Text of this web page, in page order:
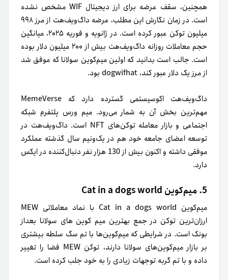
همچنین، سقف عرضه برای ارز دیجیتال WIF مشخص نشده
است. در زمان نگارش این مطلب، عرضه داگ‌ویف‌هت از مرز ۹۹۸
میلیون توکن عبور کرده است. در ژانویه و فوریه ۲۰۲۵، میانگین
حجم معاملات روزانه داگ‌ویف‌هت بیش از ۲۰۰ میلیون دلار بوده
است. جالب است بدانید که اولین میم‌کوین سولانا که موفق شد
از مرز یک دلار عبور کند، dogwifhat بود.
داگ‌ویف‌هت اکوسیستمی گسترده دارد که MemeVerse
مهم‌ترین بخش آن به‌ شمار می‌رود. میم ورس پلتفرم شبکه
اجتماعی و بازار معامله توکن‌های NFT است. داگ‌ویف‌هت در
توسعه اعضای جامعه خود هم در یک‌ونیم سال گذشته عملکرد
موفقی داشته و اکنون بیش از 130 هزار نفر دنبال‌کننده در ایکس
دارد.
5. میم‌کوین Cat in a dogs world
میم‌کوین Cat in a dogs world با نماد معاملاتی MEW
ارزان‌ترین توکن در جمع بهترین میم کوین های سولانا بعد‌از
بونک است. در شرایطی که میم‌کوین‌ها با تم سگ سلطه بیشتری
بر بازار میم‌کوین‌های سولانا دارند، توکن MEW فضا را تغییر
داده و با تم گربه توجهات زیادی را به‌ خود جلب کرده است.